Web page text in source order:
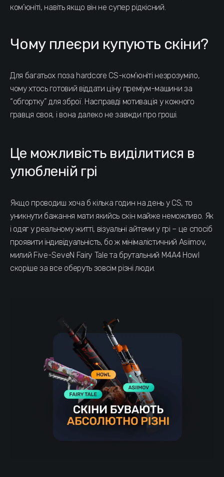
ком’юніті, навіть якщо він не супер рідкісний.
Чому плеєри купують скіни?
Для багатьох поза hardcore CS-ком’юніті незрозуміло,
чому хтось готовий віддати ціну преміум-машини за
“обгортку” для зброї. Насправді мотивація у кожного
гравця своя, і вона далеко не завжди про гроші.
Це можливість виділитися в
улюбленій грі
Якщо проводиш хоча б кілька годин на день у CS, то
уникнути бажання мати якийсь скін майже неможливо. Як
і одяг у реальному житті, візуальні айтеми у грі – це спосіб
проявити індивідуальність, бо ж мінімалістичний Asiimov,
милий Five-SeveN Fairy Tale та брутальний M4A4 Howl
скоріше за все оберуть зовсім різні люди.